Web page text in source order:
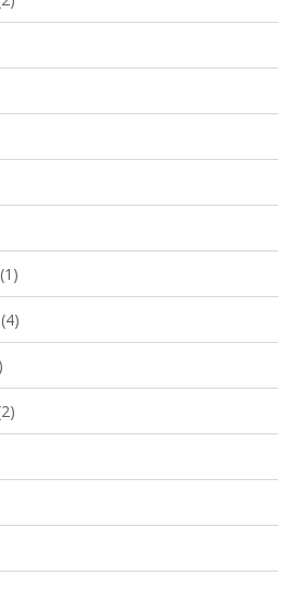
(1)
(4)